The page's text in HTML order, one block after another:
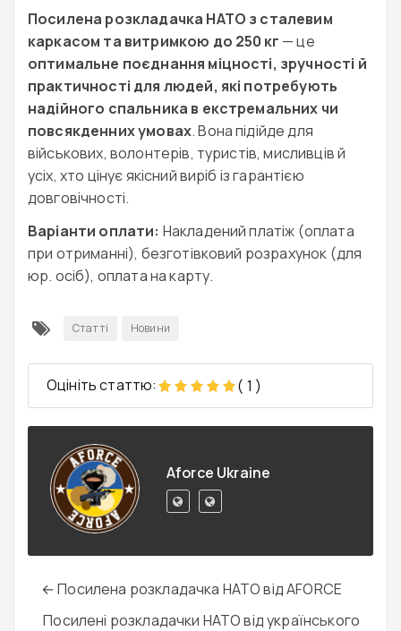
Посилена розкладачка НАТО з сталевим
каркасом та витримкою до 250 кг — це
оптимальне поєднання міцності, зручності й
практичності для людей, які потребують
надійного спальника в екстремальних чи
повсякденних умовах. Вона підійде для
військових, волонтерів, туристів, мисливців й
усіх, хто цінує якісний виріб із гарантією
довговічності.
Варіанти оплати: Накладений платіж (оплата
при отриманні), безготівковий розрахунок (для
юр. осіб), оплата на карту.
Статті Новини
Оцініть статтю: ( 1 )
Aforce Ukraine
← Посилена розкладачка НАТО від AFORCE
Посилені розкладачки НАТО від українського